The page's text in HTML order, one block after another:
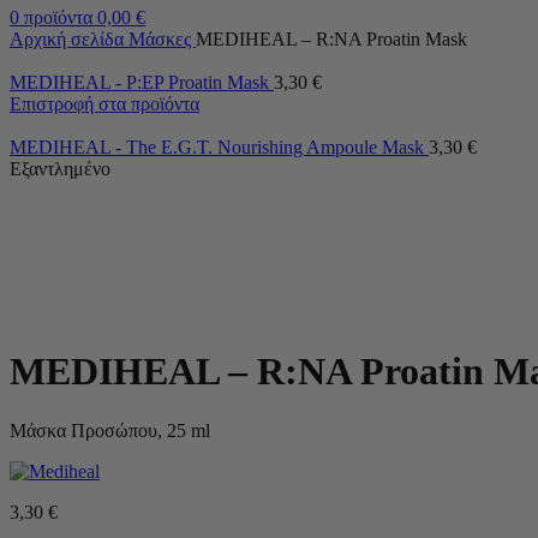
0 προϊόντα 0,00 €
Αρχική σελίδα Μάσκες MEDIHEAL – R:NA Proatin Mask
MEDIHEAL - P:EP Proatin Mask 3,30 €
Επιστροφή στα προϊόντα
MEDIHEAL - The E.G.T. Nourishing Ampoule Mask 3,30 €
Εξαντλημένο
MEDIHEAL – R:NA Proatin
Μάσκα Προσώπου, 25 ml
3,30 €